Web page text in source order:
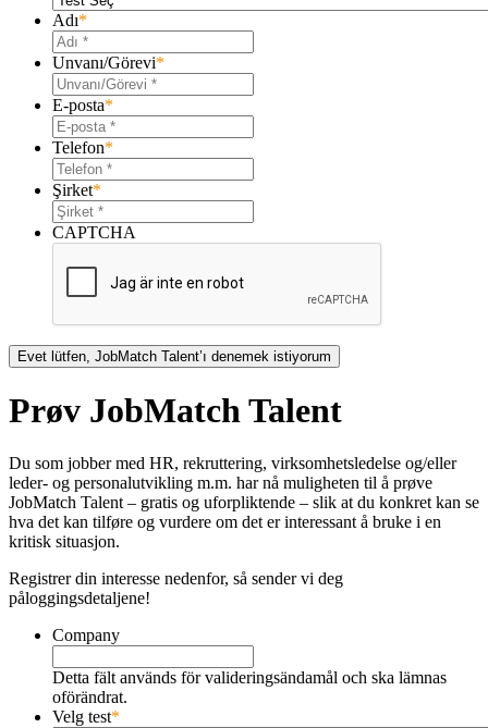
Adı*
Unvanı/Görevi*
E-posta*
Telefon*
Şirket*
CAPTCHA
Evet lütfen, JobMatch Talent’ı denemek istiyorum
Prøv JobMatch Talent
Du som jobber med HR, rekruttering, virksomhetsledelse og/eller
leder- og personalutvikling m.m. har nå muligheten til å prøve
JobMatch Talent – ​​gratis og uforpliktende – slik at du konkret kan se
hva det kan tilføre og vurdere om det er interessant å bruke i en
kritisk situasjon.
Registrer din interesse nedenfor, så sender vi deg
påloggingsdetaljene!
Company
Detta fält används för valideringsändamål och ska lämnas
oförändrat.
Velg test*